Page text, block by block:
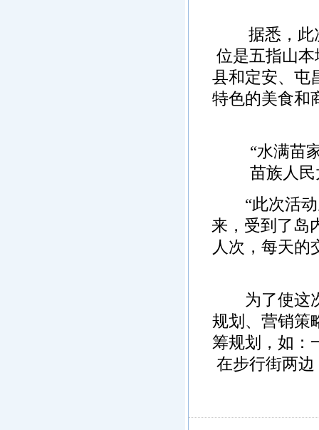
据悉，此次
位是五指山
县和定安、屯
特色的美食和
“水满苗家
苗族人
“此次活动
来，受到了岛
人次，每天的
为了使这次
规划、营销策
筹规划，如：
在步行街两